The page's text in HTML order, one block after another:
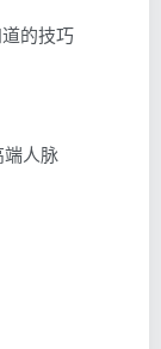
的技巧
人脉